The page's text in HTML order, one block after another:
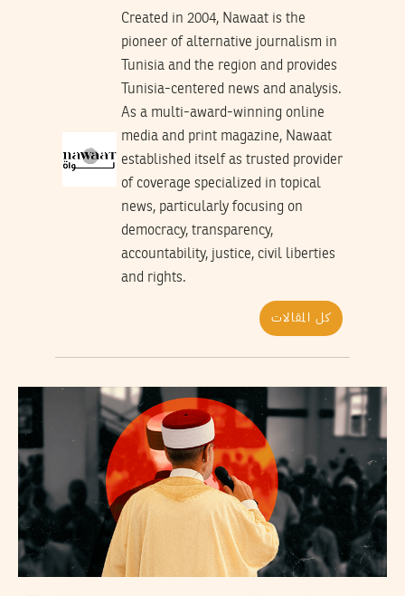
Created in 2004, Nawaat is the
pioneer of alternative journalism in
Tunisia and the region and provides
Tunisia-centered news and analysis.
As a multi-award-winning online
media and print magazine, Nawaat
established itself as trusted provider
of coverage specialized in topical
news, particularly focusing on
democracy, transparency,
accountability, justice, civil liberties
and rights.
كل المقالات